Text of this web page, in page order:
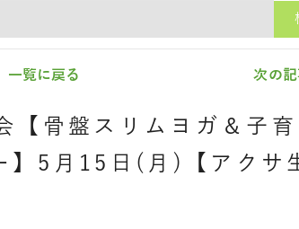
オ概要 直営校ブログ
養成講座お申込み
通信 ベビー「ピラティス＆ヨガ」W
詳細 出張ヨガ・オフィスヨガ
一覧に戻る 次の
【骨盤スリムヨガ＆子育
】5月15日(月)【アクサ